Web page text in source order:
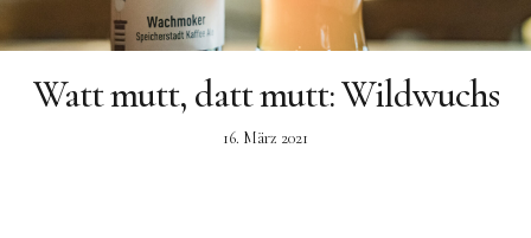
Watt mutt, datt mutt: Wildwuchs
16. März 2021